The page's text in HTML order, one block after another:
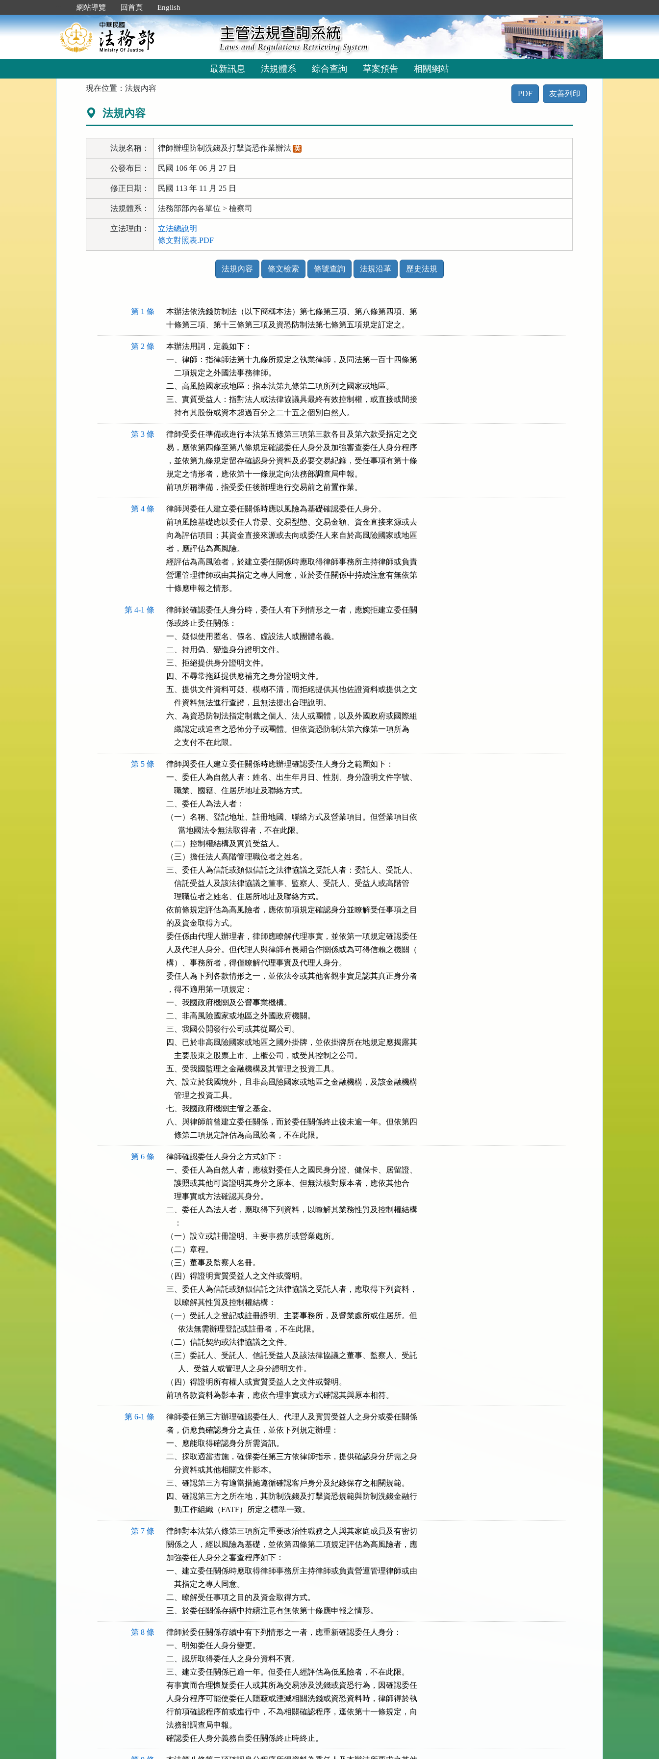
到
主
要
網站導覽 回首頁 English
最新訊息 法規體系 綜合查詢 草案預告 相關網站
現在位置：法規內容
PDF 友善列印
法規內容
法規名稱： 律師辦理防制洗錢及打擊資恐作業辦法 英
公發布日： 民國 106 年 06 月 27 日
修正日期： 民國 113 年 11 月 25 日
法規體系： 法務部部內各單位 > 檢察司
立法理由：
立法總說明
條文對照表.PDF
法規內容 條文檢索 條號查詢 法規沿革 歷史法規
第 1 條
本辦法依洗錢防制法（以下簡稱本法）第七條第三項、第八條第四項、第
十條第三項、第十三條第三項及資恐防制法第七條第五項規定訂定之。
第 2 條
本辦法用詞，定義如下：
一、律師：指律師法第十九條所規定之執業律師，及同法第一百十四條第
    二項規定之外國法事務律師。
二、高風險國家或地區：指本法第九條第二項所列之國家或地區。
三、實質受益人：指對法人或法律協議具最終有效控制權，或直接或間接
    持有其股份或資本超過百分之二十五之個別自然人。
第 3 條
律師受委任準備或進行本法第五條第三項第三款各目及第六款受指定之交
易，應依第四條至第八條規定確認委任人身分及加強審查委任人身分程序
，並依第九條規定留存確認身分資料及必要交易紀錄，受任事項有第十條
規定之情形者，應依第十一條規定向法務部調查局申報。
前項所稱準備，指受委任後辦理進行交易前之前置作業。
第 4 條
律師與委任人建立委任關係時應以風險為基礎確認委任人身分。
前項風險基礎應以委任人背景、交易型態、交易金額、資金直接來源或去
向為評估項目；其資金直接來源或去向或委任人來自於高風險國家或地區
者，應評估為高風險。
經評估為高風險者，於建立委任關係時應取得律師事務所主持律師或負責
營運管理律師或由其指定之專人同意，並於委任關係中持續注意有無依第
十條應申報之情形。
第 4-1 條
律師於確認委任人身分時，委任人有下列情形之一者，應婉拒建立委任關
係或終止委任關係：
一、疑似使用匿名、假名、虛設法人或團體名義。
二、持用偽、變造身分證明文件。
三、拒絕提供身分證明文件。
四、不尋常拖延提供應補充之身分證明文件。
五、提供文件資料可疑、模糊不清，而拒絕提供其他佐證資料或提供之文
    件資料無法進行查證，且無法提出合理說明。
六、為資恐防制法指定制裁之個人、法人或團體，以及外國政府或國際組
    織認定或追查之恐怖分子或團體。但依資恐防制法第六條第一項所為
    之支付不在此限。
第 5 條
律師與委任人建立委任關係時應辦理確認委任人身分之範圍如下：
一、委任人為自然人者：姓名、出生年月日、性別、身分證明文件字號、
    職業、國籍、住居所地址及聯絡方式。
二、委任人為法人者：
（一）名稱、登記地址、註冊地國、聯絡方式及營業項目。但營業項目依
      當地國法令無法取得者，不在此限。
（二）控制權結構及實質受益人。
（三）擔任法人高階管理職位者之姓名。
三、委任人為信託或類似信託之法律協議之受託人者：委託人、受託人、
    信託受益人及該法律協議之董事、監察人、受託人、受益人或高階管
    理職位者之姓名、住居所地址及聯絡方式。
依前條規定評估為高風險者，應依前項規定確認身分並瞭解受任事項之目
的及資金取得方式。
委任係由代理人辦理者，律師應瞭解代理事實，並依第一項規定確認委任
人及代理人身分。但代理人與律師有長期合作關係或為可得信賴之機關（
構）、事務所者，得僅瞭解代理事實及代理人身分。
委任人為下列各款情形之一，並依法令或其他客觀事實足認其真正身分者
，得不適用第一項規定：
一、我國政府機關及公營事業機構。
二、非高風險國家或地區之外國政府機關。
三、我國公開發行公司或其從屬公司。
四、已於非高風險國家或地區之國外掛牌，並依掛牌所在地規定應揭露其
    主要股東之股票上市、上櫃公司，或受其控制之公司。
五、受我國監理之金融機構及其管理之投資工具。
六、設立於我國境外，且非高風險國家或地區之金融機構，及該金融機構
    管理之投資工具。
七、我國政府機關主管之基金。
八、與律師前曾建立委任關係，而於委任關係終止後未逾一年。但依第四
    條第二項規定評估為高風險者，不在此限。
第 6 條
律師確認委任人身分之方式如下：
一、委任人為自然人者，應核對委任人之國民身分證、健保卡、居留證、
    護照或其他可資證明其身分之原本。但無法核對原本者，應依其他合
    理事實或方法確認其身分。
二、委任人為法人者，應取得下列資料，以瞭解其業務性質及控制權結構
    ：
（一）設立或註冊證明、主要事務所或營業處所。
（二）章程。
（三）董事及監察人名冊。
（四）得證明實質受益人之文件或聲明。
三、委任人為信託或類似信託之法律協議之受託人者，應取得下列資料，
    以瞭解其性質及控制權結構：
（一）受託人之登記或註冊證明、主要事務所，及營業處所或住居所。但
      依法無需辦理登記或註冊者，不在此限。
（二）信託契約或法律協議之文件。
（三）委託人、受託人、信託受益人及該法律協議之董事、監察人、受託
      人、受益人或管理人之身分證明文件。
（四）得證明所有權人或實質受益人之文件或聲明。
前項各款資料為影本者，應依合理事實或方式確認其與原本相符。
第 6-1 條
律師委任第三方辦理確認委任人、代理人及實質受益人之身分或委任關係
者，仍應負確認身分之責任，並依下列規定辦理：
一、應能取得確認身分所需資訊。
二、採取適當措施，確保委任第三方依律師指示，提供確認身分所需之身
    分資料或其他相關文件影本。
三、確認第三方有適當措施遵循確認客戶身分及紀錄保存之相關規範。
四、確認第三方之所在地，其防制洗錢及打擊資恐規範與防制洗錢金融行
    動工作組織（FATF）所定之標準一致。
第 7 條
律師對本法第八條第三項所定重要政治性職務之人與其家庭成員及有密切
關係之人，經以風險為基礎，並依第四條第二項規定評估為高風險者，應
加強委任人身分之審查程序如下：
一、建立委任關係時應取得律師事務所主持律師或負責營運管理律師或由
    其指定之專人同意。
二、瞭解受任事項之目的及資金取得方式。
三、於委任關係存續中持續注意有無依第十條應申報之情形。
第 8 條
律師於委任關係存續中有下列情形之一者，應重新確認委任人身分：
一、明知委任人身分變更。
二、認所取得委任人之身分資料不實。
三、建立委任關係已逾一年。但委任人經評估為低風險者，不在此限。
有事實而合理懷疑委任人或其所為交易涉及洗錢或資恐行為，因確認委任
人身分程序可能使委任人隱蔽或湮滅相關洗錢或資恐資料時，律師得於執
行前項確認程序前或進行中，不為相關確認程序，逕依第十一條規定，向
法務部調查局申報。
確認委任人身分義務自委任關係終止時終止。